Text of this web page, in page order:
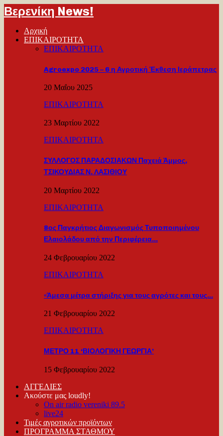
Βερενίκη News!
Αρχική
ΕΠΙΚΑΙΡΟΤΗΤΑ
ΕΠΙΚΑΙΡΟΤΗΤΑ
Agroexpo 2025 – 6 η Αγροτική Έκθεση Ιεράπετρας
20 Μαΐου 2025
ΕΠΙΚΑΙΡΟΤΗΤΑ
23 Μαρτίου 2022
ΕΠΙΚΑΙΡΟΤΗΤΑ
ΣΥΛΛΟΓΟΣ ΠΑΡΑΔΟΣΙΑΚΩΝ Παχειά Άμμος,
ΤΣΙΚΟΥΔΙΑΣ Ν. ΛΑΣΙΘΙΟΥ
20 Μαρτίου 2022
ΕΠΙΚΑΙΡΟΤΗΤΑ
8ος Παγκρήτιος Διαγωνισμός Τυποποιημένου
Ελαιολάδου από την Περιφέρεια…
24 Φεβρουαρίου 2022
ΕΠΙΚΑΙΡΟΤΗΤΑ
«Άμεσα μέτρα στήριξης για τους αγρότες και τους…
21 Φεβρουαρίου 2022
ΕΠΙΚΑΙΡΟΤΗΤΑ
ΜΕΤΡΟ 11 ‘ΒΙΟΛΟΓΙΚΗ ΓΕΩΡΓΙΑ’
15 Φεβρουαρίου 2022
ΑΓΓΕΛΙΕΣ
Ακούστε μας loudly!
On air radio vereniki 89.5
live24
Τιμές αγροτικών προϊόντων
ΠΡΟΓΡΑΜΜΑ ΣΤΑΘΜΟΥ